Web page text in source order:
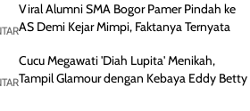
Viral Alumni SMA Bogor Pamer Pindah ke
AS Demi Kejar Mimpi, Faktanya Ternyata
Cucu Megawati 'Diah Lupita' Menikah,
Tampil Glamour dengan Kebaya Eddy Betty